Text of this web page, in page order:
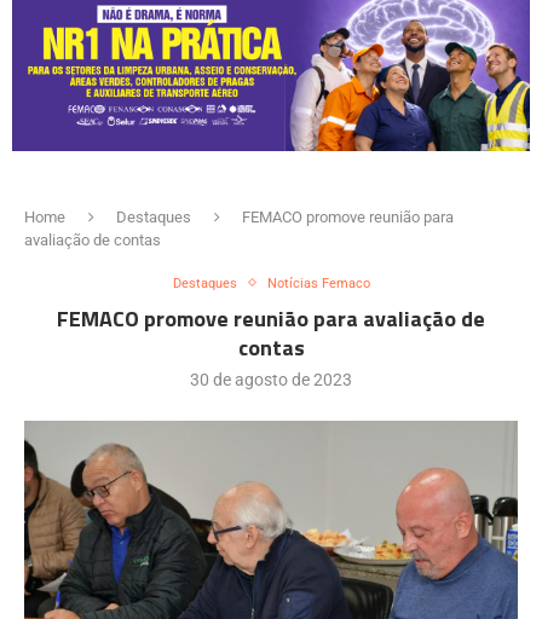
Home Destaques
FEMACO promove reunião para
avaliação de contas
Destaques Notícias Femaco
FEMACO promove reunião para avaliação de
contas
30 de agosto de 2023